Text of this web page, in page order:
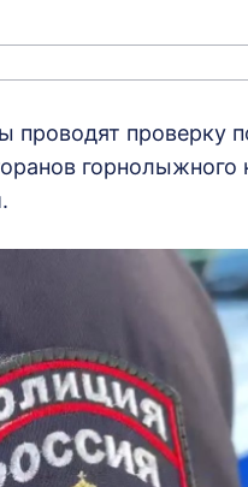
проводят проверку